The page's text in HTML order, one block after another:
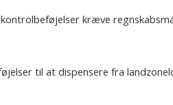
kræve
til at dispensere fra